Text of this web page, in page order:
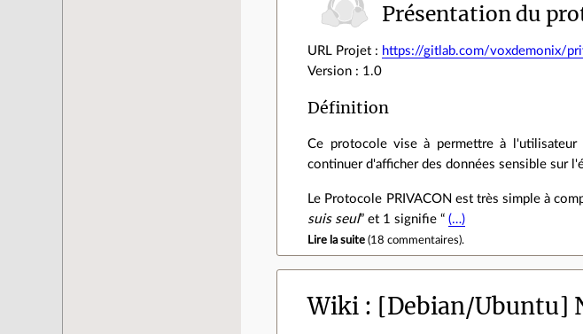
Présentation du
URL Projet : https://gitlab.com/voxdemonix/
Version : 1.0
Définition
Ce protocole vise à permettre à
continuer d'afficher des données sensible sur
Le Protocole PRIVACON est très simple à
suis seul” et 1 signifie “(…)
Lire la suite (18 commentaires).
Wiki [Debian/Ubuntu]